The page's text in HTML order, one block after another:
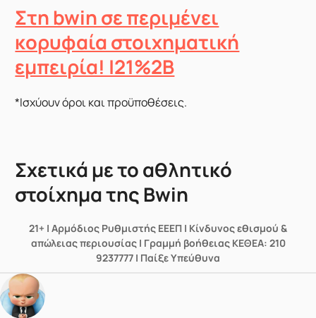
Στη bwin σε περιμένει
κορυφαία στοιχηματική
εμπειρία! |21%2B
*Ισχύουν όροι και προϋποθέσεις.
Σχετικά με το αθλητικό
στοίχημα της Bwin
21+ | Αρμόδιος Ρυθμιστής ΕΕΕΠ | Κίνδυνος εθισμού &
απώλειας περιουσίας | Γραμμή βοήθειας ΚΕΘΕΑ: 210
9237777 | Παίξε Υπεύθυνα